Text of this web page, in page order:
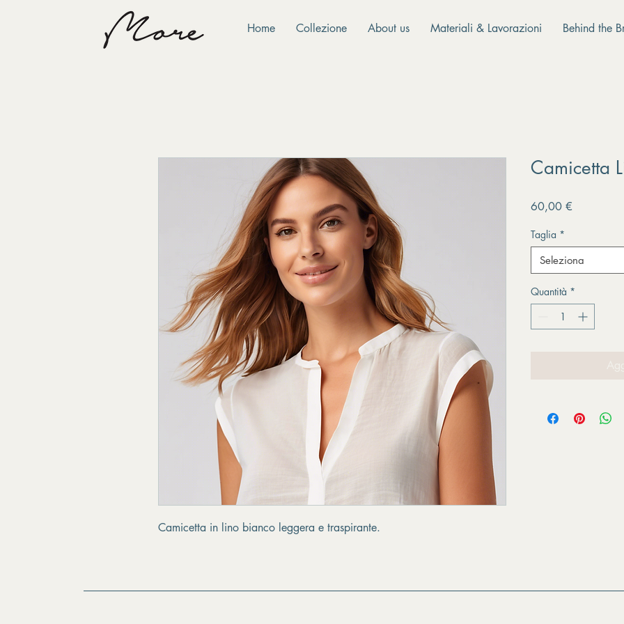
Home Collezione About us Materiali & Lavorazioni Behind the
Camicetta in lino bianco leggera e traspirante.
Camicetta
60,00 €
Taglia *
Seleziona
Quantità *